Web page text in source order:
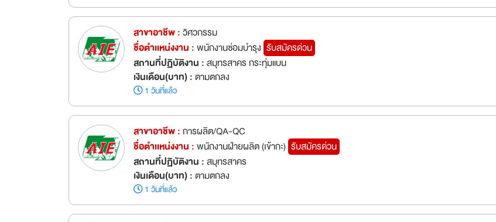
สาขาอาชีพ :วิศวกรรม
ชื่อตำเเหน่งงาน :พนักงานซ่อมบำรุง รับสมัครด่วน
สถานที่ปฏิบัติงาน :สมุทรสาคร กระทุ่มแบน
เงินเดือน(บาท) :ตามตกลง
1 วันที่แล้ว
สาขาอาชีพ :การผลิต/QA-QC
ชื่อตำเเหน่งงาน :พนักงานฝ่ายผลิต (เข้ากะ) รับสมัครด่วน
สถานที่ปฏิบัติงาน :สมุทรสาคร
เงินเดือน(บาท) :ตามตกลง
1 วันที่แล้ว